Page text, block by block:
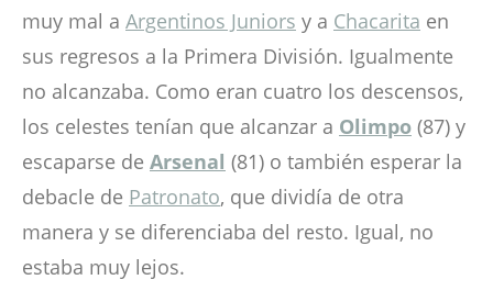
muy mal a Argentinos Juniors y a Chacarita en
sus regresos a la Primera División. Igualmente
no alcanzaba. Como eran cuatro los descensos,
los celestes tenían que alcanzar a Olimpo (87) y
escaparse de Arsenal (81) o también esperar la
debacle de Patronato, que dividía de otra
manera y se diferenciaba del resto. Igual, no
estaba muy lejos.